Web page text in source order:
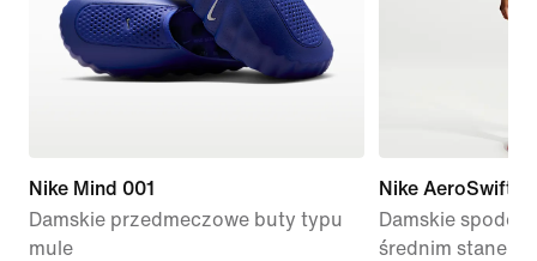
Nike Mind 001
Damskie przedmeczowe buty typu
mule
Nike AeroSwift
Damskie
średnim stanem